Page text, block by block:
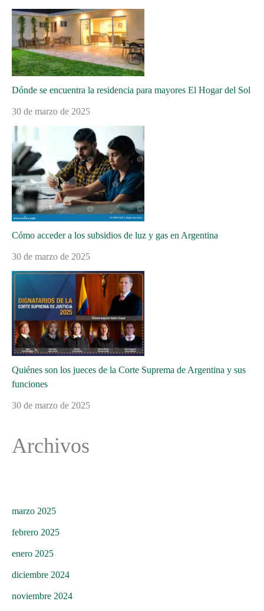
Dónde se encuentra la residencia para mayores El Hogar del Sol
30 de marzo de 2025
Cómo acceder a los subsidios de luz y gas en Argentina
30 de marzo de 2025
Quiénes son los jueces de la Corte Suprema de Argentina y sus
funciones
30 de marzo de 2025
Archivos
marzo 2025
febrero 2025
enero 2025
diciembre 2024
noviembre 2024